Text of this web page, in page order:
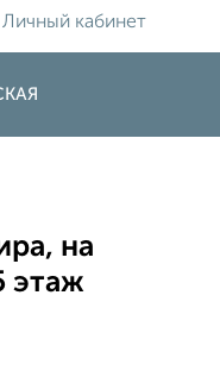
Личный кабинет
на
этаж